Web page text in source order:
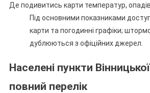
Де подивитись карти температур, опадів
Під основними показниками
карти та погодинні графіки;
дублюються з офіційних джерел.
Населені пункти
повний перелік